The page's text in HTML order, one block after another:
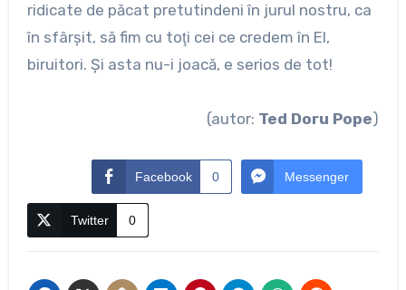
ridicate de păcat pretutindeni în jurul nostru, ca
în sfârşit, să fim cu toţi cei ce credem în El,
biruitori. Şi asta nu-i joacă, e serios de tot!
(autor: Ted Doru Pope)
Facebook 0 Messenger
Twitter 0